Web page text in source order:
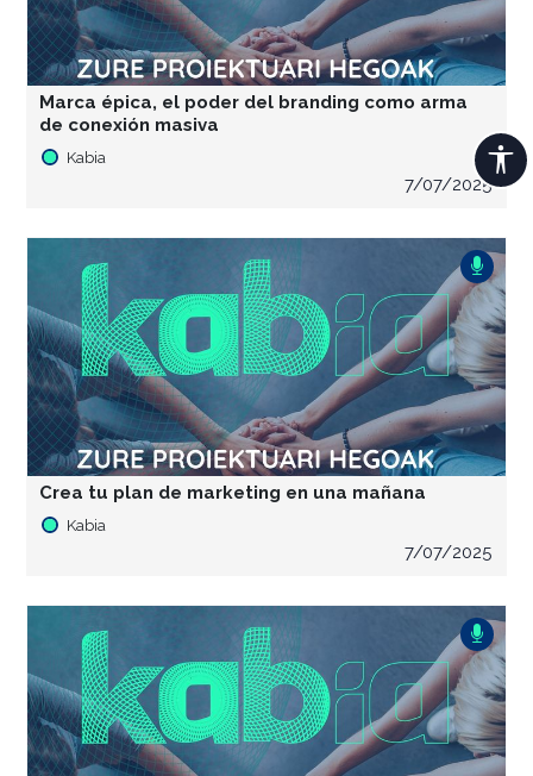
Marca épica, el poder del branding como arma
de conexión masiva
Kabia
7/07/2025
Crea tu plan de marketing en una mañana
Kabia
7/07/2025